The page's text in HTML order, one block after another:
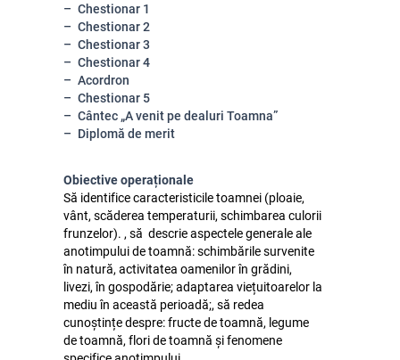
Chestionar 1
Chestionar 2
Chestionar 3
Chestionar 4
Acordron
Chestionar 5
Cântec „A venit pe dealuri Toamna”
Diplomă de merit
Obiective operaționale
Să identifice caracteristicile toamnei (ploaie,
vânt, scăderea temperaturii, schimbarea culorii
frunzelor). , să descrie aspectele generale ale
anotimpului de toamnă: schimbările survenite
în natură, activitatea oamenilor în grădini,
livezi, în gospodărie; adaptarea viețuitoarelor la
mediu în această perioadă;, să redea
cunoștințe despre: fructe de toamnă, legume
de toamnă, flori de toamnă și fenomene